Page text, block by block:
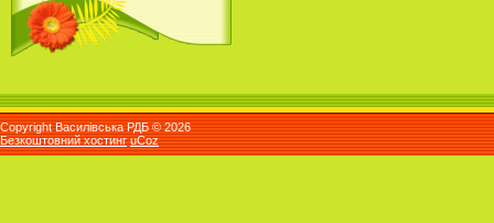
Copyright Василівська РДБ © 2026
Безкоштовний хостинг uCoz